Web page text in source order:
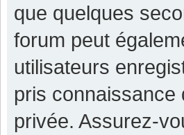
que quelques
forum peut
utilisateurs
pris connaissance
privée. Assurez-